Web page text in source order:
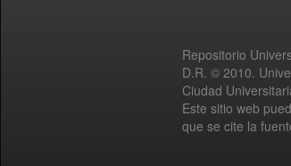
Repositorio
D.R. © 2010.
Ciudad
Este sitio web
que se cite la